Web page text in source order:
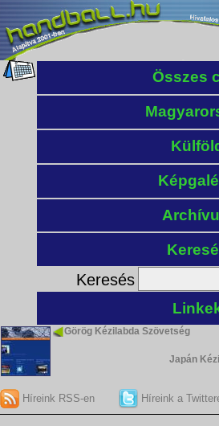
Összes
Keresés
Görög Kézilabda Szövetség
Japán
Híreink RSS-en Híreink a